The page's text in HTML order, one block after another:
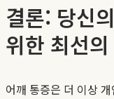
결론: 당신
위한 최선
어깨 통증은 더 이상